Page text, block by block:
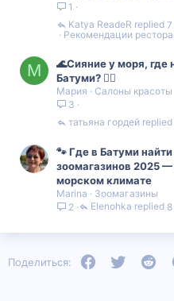
1
Рекомендации
Katya ReadeR
М
🌊Сияние у моря, где
Батуми? 💆‍♀️
Мария
Салоны красоты
3
татьяна гордей
🐾 Где в Батуми
зоомагазинов 2025 —
морском климате
Marina
Зоомагазины
2
Elenohka
Поделиться: FacebookTwitter